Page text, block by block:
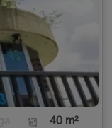
40 m²